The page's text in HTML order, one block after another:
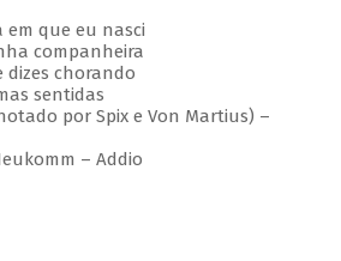
que eu nasci
companheira
chorando
sentidas
por Spix e Von Martius) –
– Addio​